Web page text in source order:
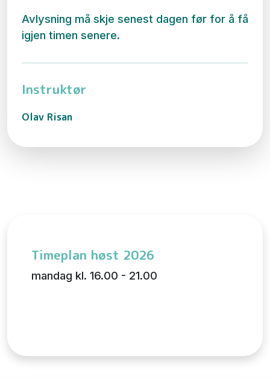
Avlysning må skje senest dagen før for å få
igjen timen senere.
Instruktør
Olav Risan
Timeplan høst 2026
mandag kl. 16.00 - 21.00